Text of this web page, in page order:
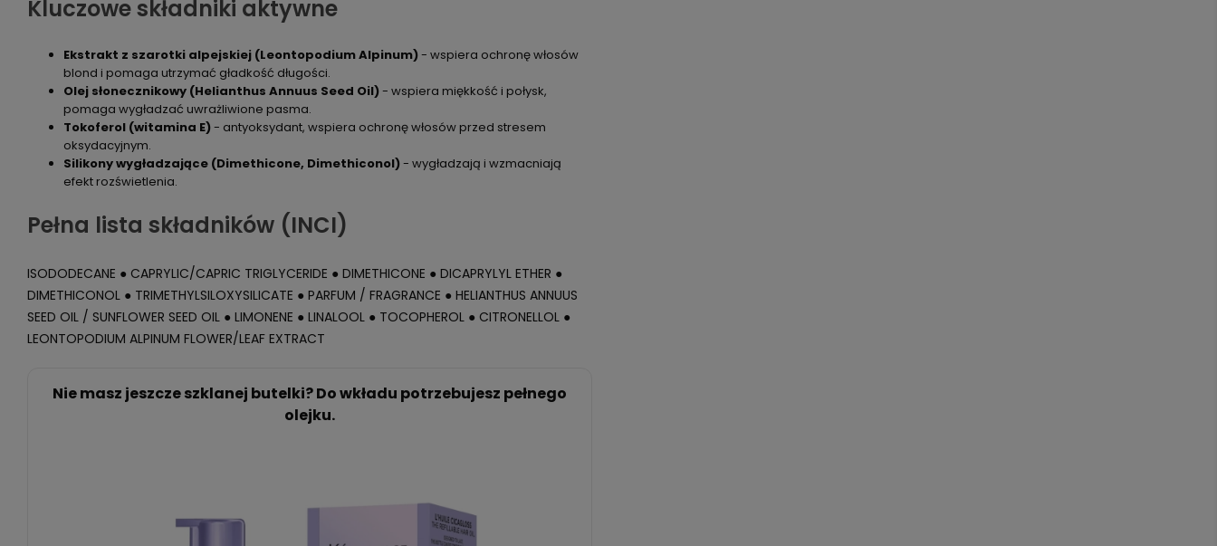
Kluczowe składniki aktywne
Ekstrakt z szarotki alpejskiej (Leontopodium Alpinum)- wspiera ochronę włosów
blond i pomaga utrzymać gładkość długości.
Olej słonecznikowy (Helianthus Annuus Seed Oil)- wspiera miękkość i połysk,
pomaga wygładzać uwrażliwione pasma.
Tokoferol (witamina E)- antyoksydant, wspiera ochronę włosów przed stresem
oksydacyjnym.
Silikony wygładzające (Dimethicone, Dimethiconol)- wygładzają i wzmacniają
efekt rozświetlenia.
Pełna lista składników (INCI)
ISODODECANE ● CAPRYLIC/CAPRIC TRIGLYCERIDE ● DIMETHICONE ● DICAPRYLYL ETHER ●
DIMETHICONOL ● TRIMETHYLSILOXYSILICATE ● PARFUM / FRAGRANCE ● HELIANTHUS ANNUUS
SEED OIL / SUNFLOWER SEED OIL ● LIMONENE ● LINALOOL ● TOCOPHEROL ● CITRONELLOL ●
LEONTOPODIUM ALPINUM FLOWER/LEAF EXTRACT
Nie masz jeszcze szklanej butelki? Do wkładu potrzebujesz pełnego
olejku.